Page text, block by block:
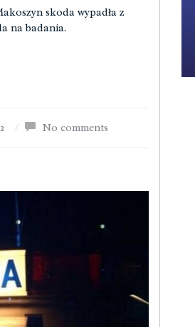
skoda wypadła z
na badania.
/ No comments